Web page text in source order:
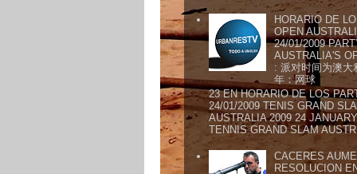
HORARIO DE
OPEN
24/01/2009
AUSTRALIA'S
: 派对时间为澳大
年：网球
23 EN HORARIO DE LOS
24/01/2009 TENIS GRAND
AUSTRALIA 2009 24
TENNIS GRAND SLAM
CACERES
RESOLUCION